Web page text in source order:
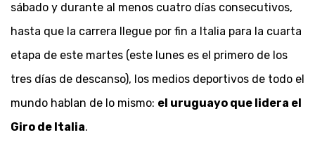
sábado y durante al menos cuatro días consecutivos,
hasta que la carrera llegue por fin a Italia para la cuarta
etapa de este martes (este lunes es el primero de los
tres días de descanso), los medios deportivos de todo el
mundo hablan de lo mismo: el uruguayo que lidera el
Giro de Italia.